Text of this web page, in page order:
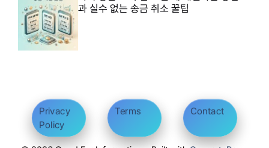
과 실수 없는 송금 취소 꿀팁
Privacy
Policy
Terms Contact